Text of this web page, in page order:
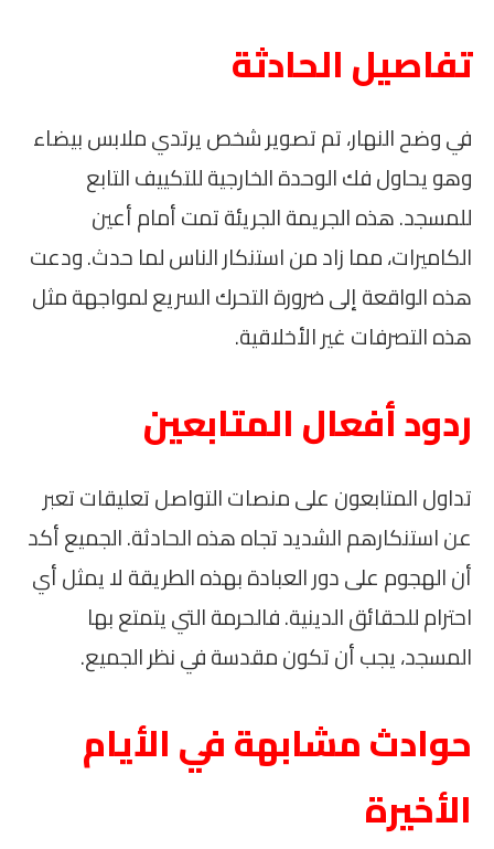
تفاصيل الحادثة
في وضح النهار، تم تصوير شخص يرتدي ملابس بيضاء
وهو يحاول فك الوحدة الخارجية للتكييف التابع
للمسجد. هذه الجريمة الجريئة تمت أمام أعين
الكاميرات، مما زاد من استنكار الناس لما حدث. ودعت
هذه الواقعة إلى ضرورة التحرك السريع لمواجهة مثل
هذه التصرفات غير الأخلاقية.
ردود أفعال المتابعين
تداول المتابعون على منصات التواصل تعليقات تعبر
عن استنكارهم الشديد تجاه هذه الحادثة. الجميع أكد
أن الهجوم على دور العبادة بهذه الطريقة لا يمثل أي
احترام للحقائق الدينية. فالحرمة التي يتمتع بها
المسجد، يجب أن تكون مقدسة في نظر الجميع.
حوادث مشابهة في الأيام
الأخيرة